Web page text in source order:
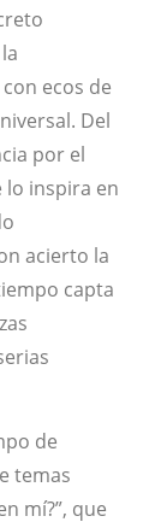
ecos de
Del
por el
inspira en
acierto la
capta
de
temas
mí?”, que